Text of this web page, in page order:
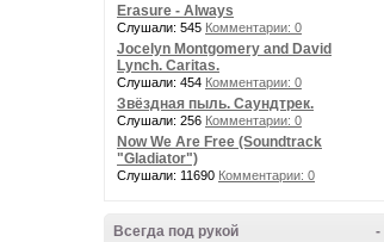
Erasure - Always
Слушали: 545 Комментарии: 0
Jocelyn Montgomery and David
Lynch. Caritas.
Слушали: 454 Комментарии: 0
Звёздная пыль. Саундтрек.
Слушали: 256 Комментарии: 0
Now We Are Free (Soundtrack
"Gladiator")
Слушали: 11690 Комментарии: 0
-
Всегда под рукой